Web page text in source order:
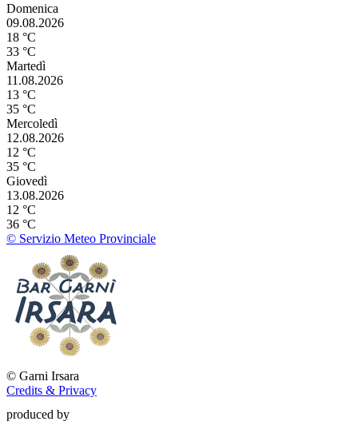
Domenica
09.08.2026
18 °C
33 °C
Martedì
11.08.2026
13 °C
35 °C
Mercoledì
12.08.2026
12 °C
35 °C
Giovedì
13.08.2026
12 °C
36 °C
© Servizio Meteo Provinciale
© Garni Irsara
Credits & Privacy
produced by